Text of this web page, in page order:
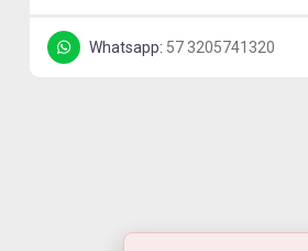
Whatsapp: 57 3205741320